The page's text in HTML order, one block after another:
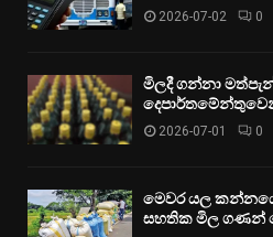
2026-07-02 0
මිලදී ගන්නා
2026-07-01 0
මෙවර යල
සහතික මිල ගණන්